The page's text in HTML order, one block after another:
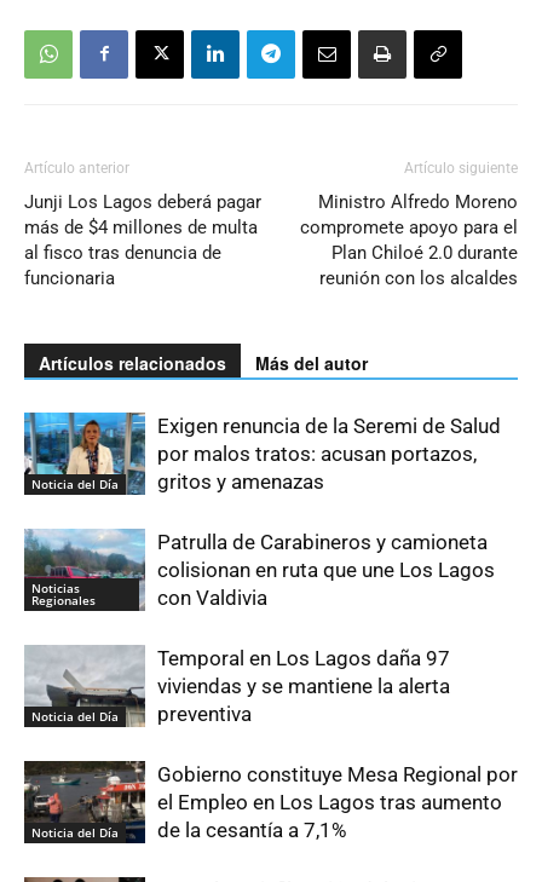
Artículo anterior
Junji Los Lagos deberá pagar
más de $4 millones de multa
al fisco tras denuncia de
funcionaria
Artículo siguiente
Ministro Alfredo Moreno
compromete apoyo para el
Plan Chiloé 2.0 durante
reunión con los alcaldes
Artículos relacionados Más del autor
Noticia del Día
Exigen renuncia de la Seremi de Salud
por malos tratos: acusan portazos,
gritos y amenazas
Noticias
Regionales
Patrulla de Carabineros y camioneta
colisionan en ruta que une Los Lagos
con Valdivia
Noticia del Día
Temporal en Los Lagos daña 97
viviendas y se mantiene la alerta
preventiva
Noticia del Día
Gobierno constituye Mesa Regional por
el Empleo en Los Lagos tras aumento
de la cesantía a 7,1%